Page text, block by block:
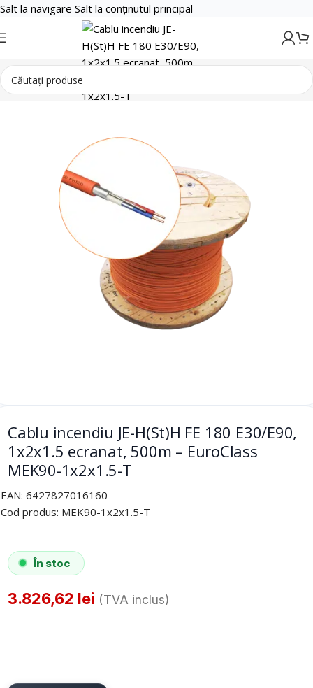
Salt la navigare Salt la conținutul principal
Cabluri si accesorii
Cablu incendiu JE-H(St)H FE 180 E30/E90,
1x2x1.5 ecranat, 500m – EuroClass
MEK90-1x2x1.5-T
EAN: 6427827016160
Cod produs: MEK90-1x2x1.5-T
În stoc
3.826,62 lei (TVA inclus)